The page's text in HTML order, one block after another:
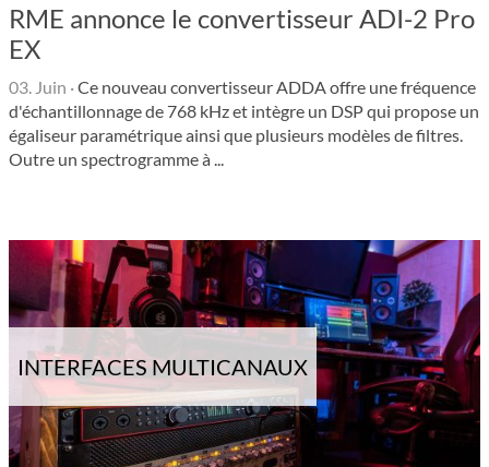
RME annonce le convertisseur ADI-2 Pro
EX
03. Juin ·Ce nouveau convertisseur ADDA offre une fréquence
d'échantillonnage de 768 kHz et intègre un DSP qui propose un
égaliseur paramétrique ainsi que plusieurs modèles de filtres.
Outre un spectrogramme à ...
INTERFACES MULTICANAUX